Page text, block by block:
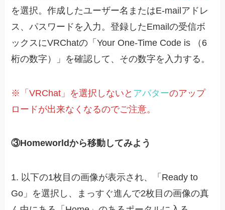
を選択。作成したユーザー名またはE-mailアドレ
ス、パスワードを入力。登録したEmailの受信ボ
ックスにVRChatの「Your One-Time Code is （6
桁の数字）」を確認して、その数字を入力する。
※「VRChat」を選択しないと アバターのアップ
ロードが出来なくなるのでご注意。
③Homeworldから移動してみよう
1. 以下の1枚目の画像が表示され、「Ready to
Go」を選択し、まっすぐ進んで2枚目の画像の真